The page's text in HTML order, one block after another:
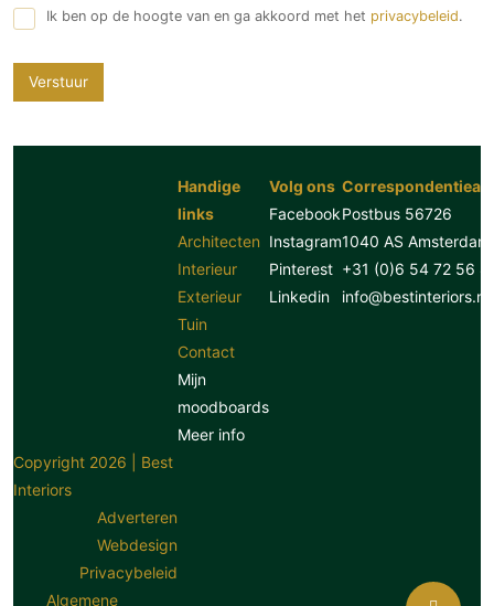
Ik ben op de hoogte van en ga akkoord met het privacybeleid.
Verstuur
Handige
links
Architecten
Interieur
Exterieur
Tuin
Contact
Mijn
moodboards
Meer info
Volg ons
Facebook
Instagram
Pinterest
Linkedin
Postbus 56726
1040 AS Amsterdam
+31 (0)6 54 72 56
info@bestinteriors.nl
Copyright 2026 | Best
Interiors
Adverteren
Webdesign
Privacybeleid
Algemene